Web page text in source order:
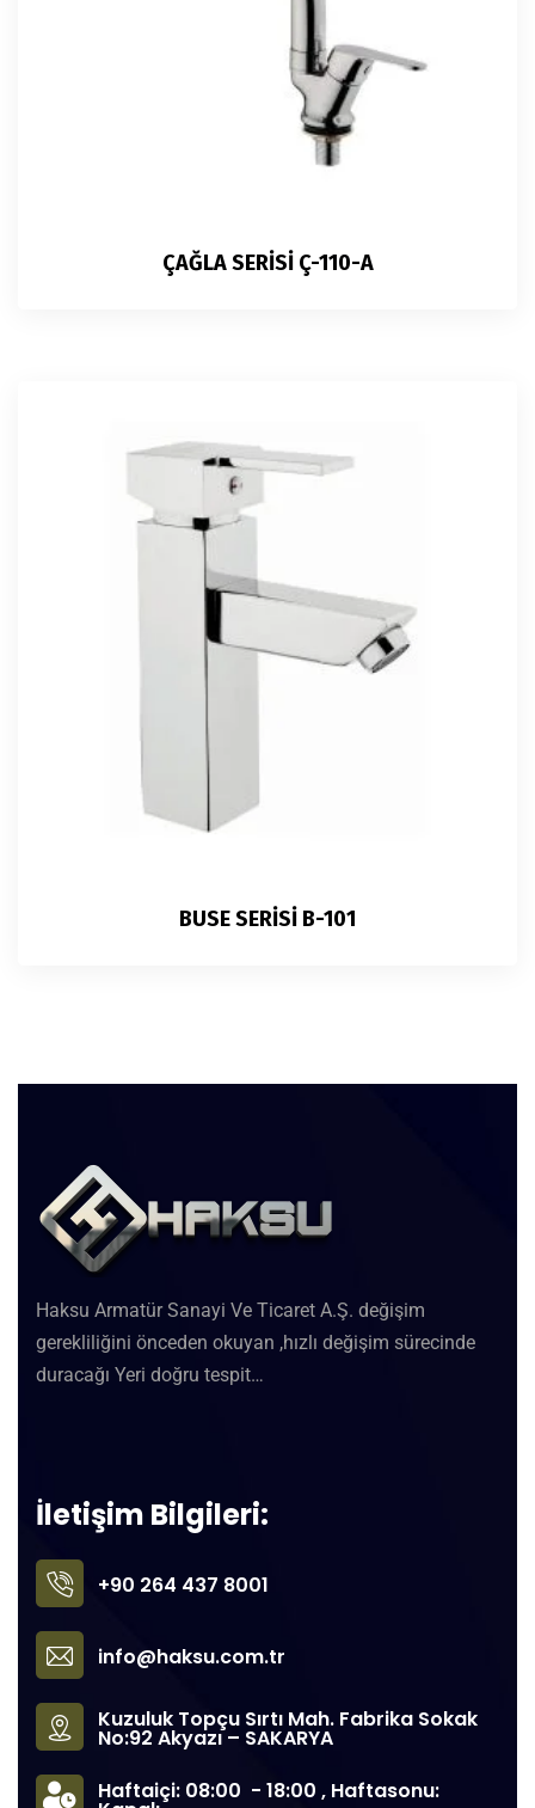
ÇAĞLA SERİSİ Ç-110-A
BUSE SERİSİ B-101
Haksu Armatür Sanayi Ve Ticaret A.Ş. değişim
gerekliliğini önceden okuyan ,hızlı değişim sürecinde
duracağı Yeri doğru tespit…
İletişim Bilgileri:
+90 264 437 8001
info@haksu.com.tr
Kuzuluk Topçu Sırtı Mah. Fabrika Sokak
No:92 Akyazı – SAKARYA
Haftaiçi: 08:00 - 18:00 , Haftasonu: